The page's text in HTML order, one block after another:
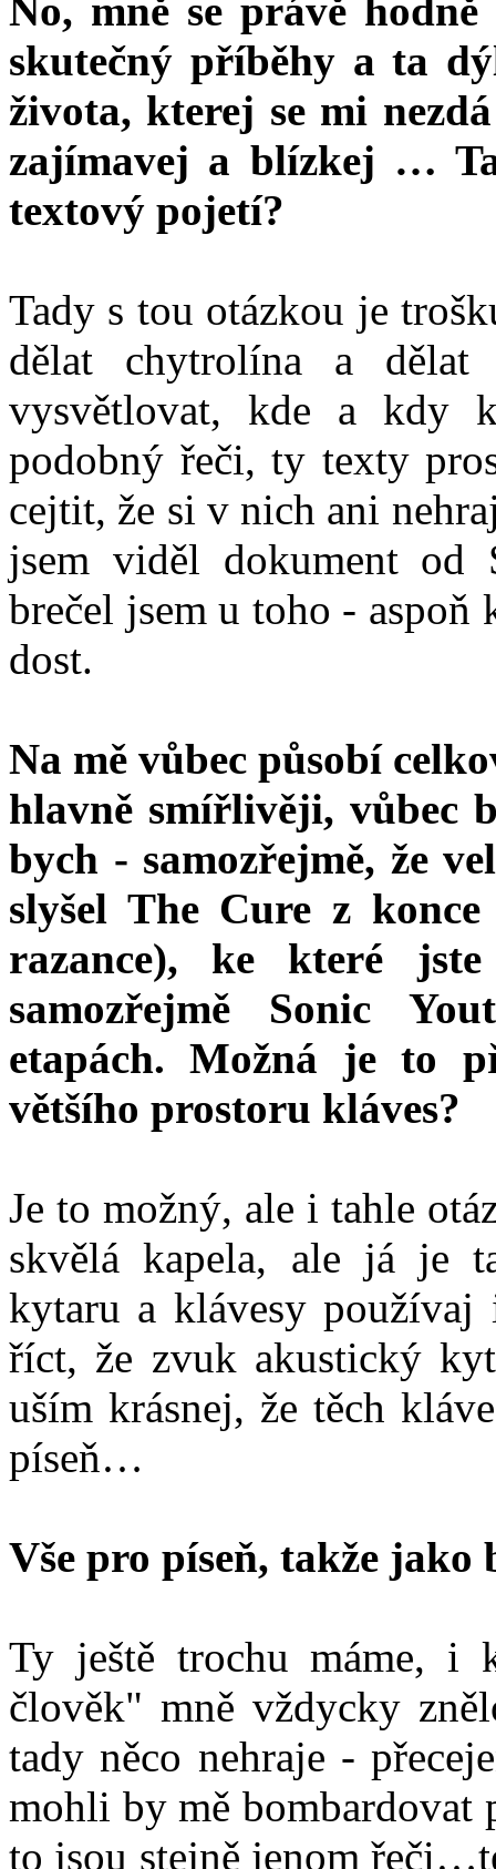
No, mně se právě
skutečný příběhy a ta
života, kterej se mi
zajímavej a blízkej …
textový pojetí?
Tady s tou otázkou je
dělat chytrolína a dělat
vysvětlovat, kde a kdy
podobný řeči, ty texty
cejtit, že si v nich ani
jsem viděl dokument od
brečel jsem u toho - aspoň
dost.
Na mě vůbec působí
hlavně smířlivěji, vůbec
bych - samozřejmě, že
slyšel The Cure z
razance), ke které
samozřejmě Sonic
etapách. Možná je to
většího prostoru kláves?
Je to možný, ale i tahle
skvělá kapela, ale já je
kytaru a klávesy
říct, že zvuk akustický
uším krásnej, že těch
píseň…
Vše pro píseň, takže
Ty ještě trochu máme, i
člověk" mně vždycky
tady něco nehraje -
mohli by mě
to jsou stejně jenom